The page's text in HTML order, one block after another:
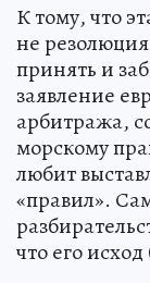
К тому, что
не
принять и
заявление
арбитража,
морскому
любит
«правил».
что его